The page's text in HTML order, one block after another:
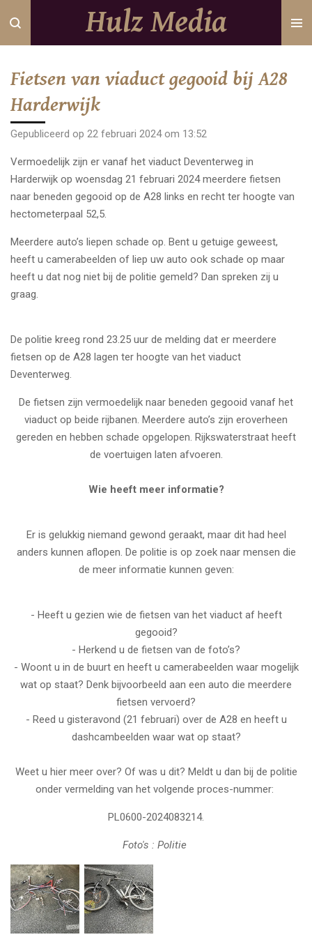
Ga
direct
hoofdinhoud
Hulz Media
Fietsen van viaduct gegooid bij A28
Harderwijk
Gepubliceerd op 22 februari 2024 om 13:52
Vermoedelijk zijn er vanaf het viaduct Deventerweg in
Harderwijk op woensdag 21 februari 2024 meerdere fietsen
naar beneden gegooid op de A28 links en recht ter hoogte van
hectometerpaal 52,5.
Meerdere auto’s liepen schade op. Bent u getuige geweest,
heeft u camerabeelden of liep uw auto ook schade op maar
heeft u dat nog niet bij de politie gemeld? Dan spreken zij u
graag.
De politie kreeg rond 23.25 uur de melding dat er meerdere
fietsen op de A28 lagen ter hoogte van het viaduct
Deventerweg.
De fietsen zijn vermoedelijk naar beneden gegooid vanaf het
viaduct op beide rijbanen. Meerdere auto’s zijn eroverheen
gereden en hebben schade opgelopen. Rijkswaterstraat heeft
de voertuigen laten afvoeren.
Wie heeft meer informatie?
Er is gelukkig niemand gewond geraakt, maar dit had heel
anders kunnen aflopen. De politie is op zoek naar mensen die
de meer informatie kunnen geven:
- Heeft u gezien wie de fietsen van het viaduct af heeft
gegooid?
- Herkend u de fietsen van de foto’s?
- Woont u in de buurt en heeft u camerabeelden waar mogelijk
wat op staat? Denk bijvoorbeeld aan een auto die meerdere
fietsen vervoerd?
- Reed u gisteravond (21 februari) over de A28 en heeft u
dashcambeelden waar wat op staat?
Weet u hier meer over? Of was u dit? Meldt u dan bij de politie
onder vermelding van het volgende proces-nummer:
PL0600-2024083214.
Foto's : Politie